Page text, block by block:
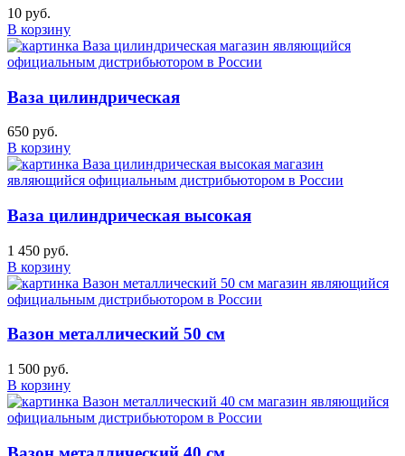
10 руб.
В корзину
Ваза цилиндрическая
650 руб.
В корзину
Ваза цилиндрическая высокая
1 450 руб.
В корзину
Вазон металлический 50 см
1 500 руб.
В корзину